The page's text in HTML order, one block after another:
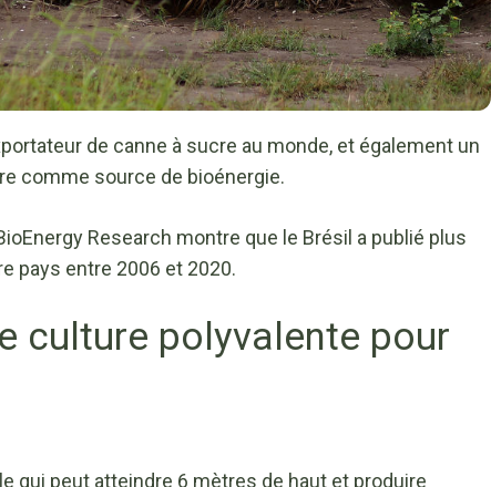
de canne à sucre au monde, et également un
comme source de bioénergie.
Research montre que le Brésil a publié plus
pays entre 2006 et 2020.
culture polyvalente pour
qui peut atteindre 6 mètres de haut et produire